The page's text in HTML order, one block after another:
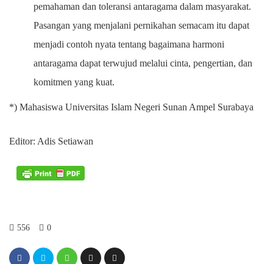
pemahaman dan toleransi antaragama dalam masyarakat.
Pasangan yang menjalani pernikahan semacam itu dapat
menjadi contoh nyata tentang bagaimana harmoni
antaragama dapat terwujud melalui cinta, pengertian, dan
komitmen yang kuat.
*) Mahasiswa Universitas Islam Negeri Sunan Ampel Surabaya
Editor: Adis Setiawan
556 0